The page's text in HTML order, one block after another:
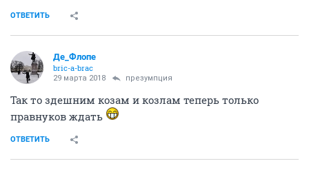
ОТВЕТИТЬ
Де_Флопе
bric-a-brac
29 марта 2018 презумпция
Так то здешним козам и козлам теперь только
правнуков ждать
ОТВЕТИТЬ